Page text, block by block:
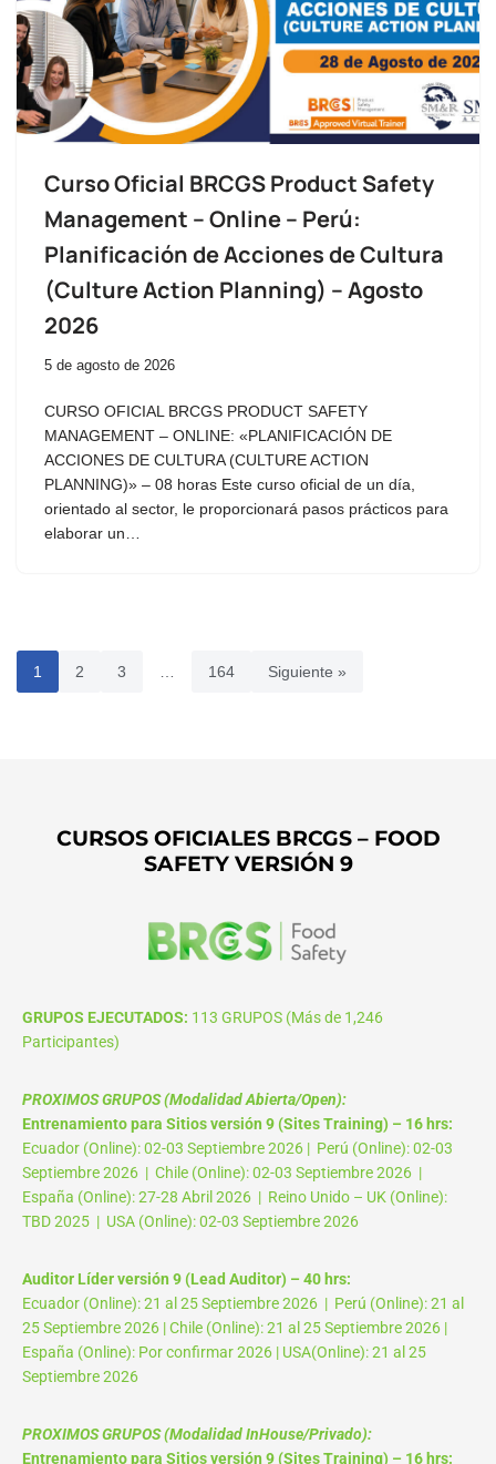
Curso Oficial BRCGS Product Safety
Management – Online – Perú:
Planificación de Acciones de Cultura
(Culture Action Planning) – Agosto
2026
5 de agosto de 2026
CURSO OFICIAL BRCGS PRODUCT SAFETY
MANAGEMENT – ONLINE: «PLANIFICACIÓN DE
ACCIONES DE CULTURA (CULTURE ACTION
PLANNING)» – 08 horas Este curso oficial de un día,
orientado al sector, le proporcionará pasos prácticos para
elaborar un…
1 2 3 164 Siguiente »
CURSOS OFICIALES BRCGS – FOOD
SAFETY VERSIÓN 9
GRUPOS EJECUTADOS: 113 GRUPOS (Más de 1,246
Participantes)
PROXIMOS GRUPOS (Modalidad Abierta/Open):
Entrenamiento para Sitios versión 9 (Sites Training) – 16 hrs:
Ecuador (Online): 02-03 Septiembre 2026 | Perú (Online): 02-03
Septiembre 2026 | Chile (Online): 02-03 Septiembre 2026 |
España (Online): 27-28 Abril 2026 | Reino Unido – UK (Online):
TBD 2025 | USA (Online): 02-03 Septiembre 2026
Auditor Líder versión 9 (Lead Auditor) – 40 hrs:
Ecuador (Online): 21 al 25 Septiembre 2026 | Perú (Online): 21 al
25 Septiembre 2026 | Chile (Online): 21 al 25 Septiembre 2026 |
España (Online): Por confirmar 2026 | USA(Online): 21 al 25
Septiembre 2026
PROXIMOS GRUPOS (Modalidad InHouse/Privado):
Entrenamiento para Sitios versión 9 (Sites Training) – 16 hrs: